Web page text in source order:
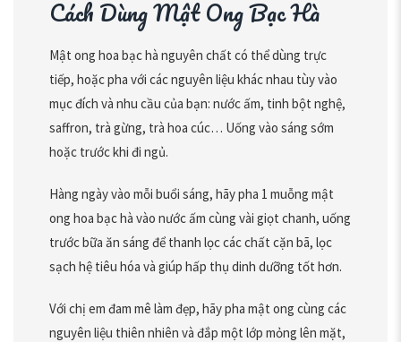
Cách Dùng Mật Ong Bạc Hà
Mật ong hoa bạc hà nguyên chất có thể dùng trực
tiếp, hoặc pha với các nguyên liệu khác nhau tùy vào
mục đích và nhu cầu của bạn: nước ấm, tinh bột nghệ,
saffron, trà gừng, trà hoa cúc… Uống vào sáng sớm
hoặc trước khi đi ngủ.
Hàng ngày vào mỗi buổi sáng, hãy pha 1 muỗng mật
ong hoa bạc hà vào nước ấm cùng vài giọt chanh, uống
trước bữa ăn sáng để thanh lọc các chất cặn bã, lọc
sạch hệ tiêu hóa và giúp hấp thụ dinh dưỡng tốt hơn.
Với chị em đam mê làm đẹp, hãy pha mật ong cùng các
nguyên liệu thiên nhiên và đắp một lớp mỏng lên mặt,